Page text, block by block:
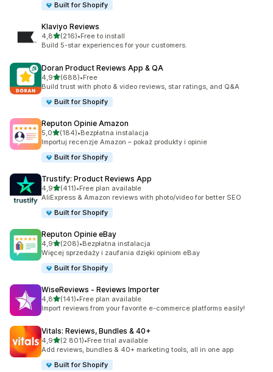
Built for Shopify
Klaviyo Reviews
4,8na 5 gwiazdek
(216)
Łączna liczba recenzji: 216
•Free to install
Build 5-star experiences for your customers.
Doran Product Reviews App & QA
4,9na 5 gwiazdek
(688)
Łączna liczba recenzji: 688
•Free
Build trust with photo & video reviews, star ratings, and Q&A
Built for Shopify
Reputon Opinie Amazon
5,0na 5 gwiazdek
(184)
Łączna liczba recenzji: 184
•Bezpłatna instalacja
Importuj recenzje Amazon – pokaż produkty i opinie
Built for Shopify
Trustify: Product Reviews App
4,9na 5 gwiazdek
(411)
Łączna liczba recenzji: 411
•Free plan available
AliExpress & Amazon reviews with photo/video for better SEO
Built for Shopify
Reputon Opinie eBay
4,9na 5 gwiazdek
(208)
Łączna liczba recenzji: 208
•Bezpłatna instalacja
Więcej sprzedaży i zaufania dzięki opiniom eBay
Built for Shopify
WiseReviews ‑ Reviews Importer
4,8na 5 gwiazdek
(141)
Łączna liczba recenzji: 141
•Free plan available
Import reviews from your favorite e-commerce platforms easily!
Vitals: Reviews, Bundles & 40+
4,9na 5 gwiazdek
(2 801)
Łączna liczba recenzji: 2801
•Free trial available
Add reviews, bundles & 40+ marketing tools, all in one app
Built for Shopify